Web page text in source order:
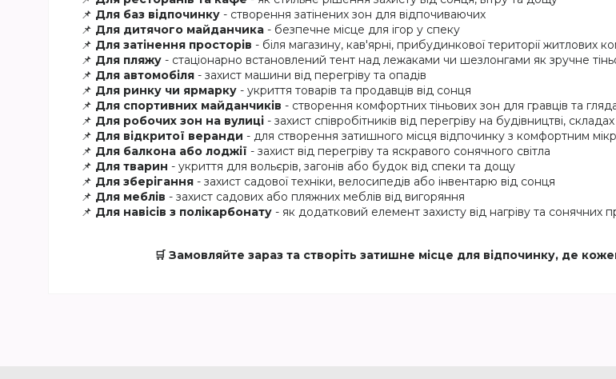
📌 Для баз відпочинку - створення затінених зон для відпочиваючих
📌 Для дитячого майданчика - безпечне місце для ігор у спеку
📌 Для затінення просторів - біля магазину, кав'ярні, прибудинкової території житлових
📌 Для пляжу - стаціонарно встановлений тент над лежаками чи шезлонгами як зручне
📌 Для автомобіля - захист машини від перегріву та опадів
📌 Для ринку чи ярмарку - укриття товарів та продавців від сонця
📌 Для спортивних майданчиків - створення комфортних тіньових зон для гравців та
📌 Для робочих зон на вулиці - захист співробітників від перегріву на будівництві,
📌 Для відкритої веранди - для створення затишного місця відпочинку з комфортним
📌 Для балкона або лоджії - захист від перегріву та яскравого сонячного світла
📌 Для тварин - укриття для вольєрів, загонів або будок від спеки та дощу
📌 Для зберігання - захист садової техніки, велосипедів або інвентарю від сонця
📌 Для меблів - захист садових або пляжних меблів від вигоряння
📌 Для навісів з полікарбонату - як додатковий елемент захисту від нагріву та сонячних
🛒 Замовляйте зараз та створіть затишне місце для відпочинку, де